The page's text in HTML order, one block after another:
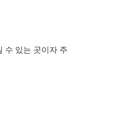
수 있는 곳이자 주